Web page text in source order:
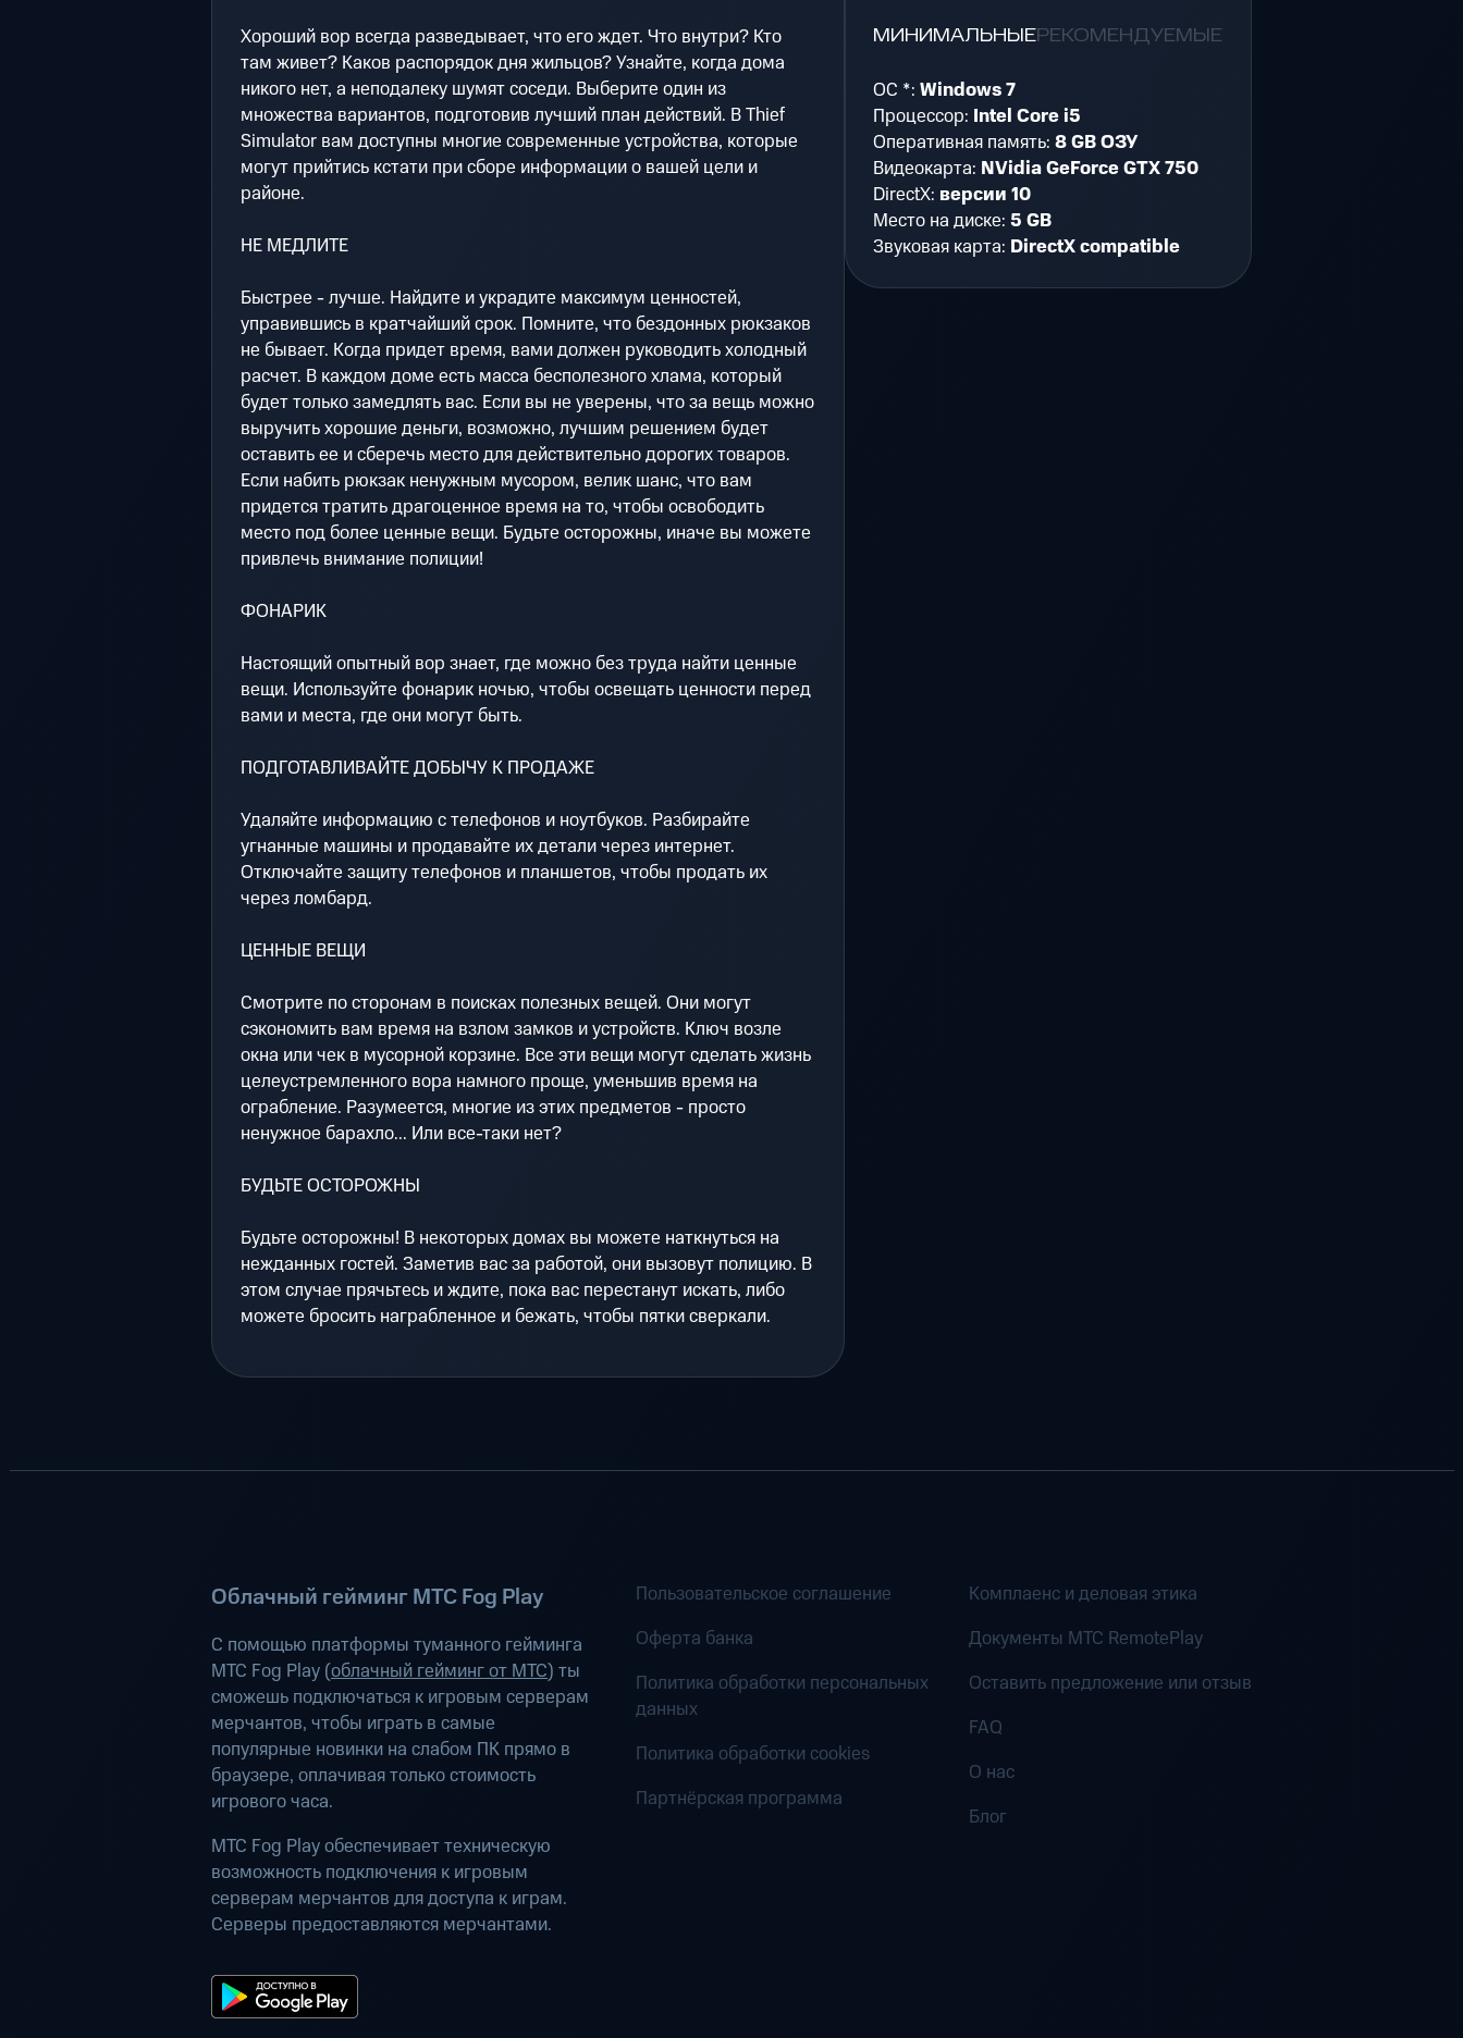
Хороший вор всегда разведывает, что его ждет. Что внутри? Кто
там живет? Каков распорядок дня жильцов? Узнайте, когда дома
никого нет, а неподалеку шумят соседи. Выберите один из
множества вариантов, подготовив лучший план действий. В Thief
Simulator вам доступны многие современные устройства, которые
могут прийтись кстати при сборе информации о вашей цели и
районе.
НЕ МЕДЛИТЕ
Быстрее - лучше. Найдите и украдите максимум ценностей,
управившись в кратчайший срок. Помните, что бездонных рюкзаков
не бывает. Когда придет время, вами должен руководить холодный
расчет. В каждом доме есть масса бесполезного хлама, который
будет только замедлять вас. Если вы не уверены, что за вещь можно
выручить хорошие деньги, возможно, лучшим решением будет
оставить ее и сберечь место для действительно дорогих товаров.
Если набить рюкзак ненужным мусором, велик шанс, что вам
придется тратить драгоценное время на то, чтобы освободить
место под более ценные вещи. Будьте осторожны, иначе вы можете
привлечь внимание полиции!
ФОНАРИК
Настоящий опытный вор знает, где можно без труда найти ценные
вещи. Используйте фонарик ночью, чтобы освещать ценности перед
вами и места, где они могут быть.
ПОДГОТАВЛИВАЙТЕ ДОБЫЧУ К ПРОДАЖЕ
Удаляйте информацию с телефонов и ноутбуков. Разбирайте
угнанные машины и продавайте их детали через интернет.
Отключайте защиту телефонов и планшетов, чтобы продать их
через ломбард.
ЦЕННЫЕ ВЕЩИ
Смотрите по сторонам в поисках полезных вещей. Они могут
сэкономить вам время на взлом замков и устройств. Ключ возле
окна или чек в мусорной корзине. Все эти вещи могут сделать жизнь
целеустремленного вора намного проще, уменьшив время на
ограбление. Разумеется, многие из этих предметов - просто
ненужное барахло... Или все-таки нет?
БУДЬТЕ ОСТОРОЖНЫ
Будьте осторожны! В некоторых домах вы можете наткнуться на
нежданных гостей. Заметив вас за работой, они вызовут полицию. В
этом случае прячьтесь и ждите, пока вас перестанут искать, либо
можете бросить награбленное и бежать, чтобы пятки сверкали.
МИНИМАЛЬНЫЕРЕКОМЕНДУЕМЫЕ
ОС *:Windows 7
Процессор: Intel Core i5
Оперативная память:8 GB ОЗУ
Видеокарта: NVidia GeForce GTX 750
DirectX: версии 10
Место на диске:5 GB
Звуковая карта: DirectX compatible
Облачный гейминг МТС Fog Play
С помощью платформы туманного гейминга
МТС Fog Play (облачный гейминг от МТС) ты
сможешь подключаться к игровым серверам
мерчантов, чтобы играть в самые
популярные новинки на слабом ПК прямо в
браузере, оплачивая только стоимость
игрового часа.
МТС Fog Play обеспечивает техническую
возможность подключения к игровым
серверам мерчантов для доступа к играм.
Серверы предоставляются мерчантами.
Пользовательское соглашение
Оферта банка
Политика обработки персональных
данных
Политика обработки cookies
Партнёрская программа
Комплаенс и деловая этика
Документы MTC RemotePlay
Оставить предложение или отзыв
FAQ
О нас
Блог